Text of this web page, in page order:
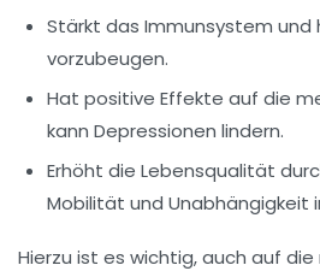
Stärkt das Immunsystem und
vorzubeugen.
Hat positive Effekte auf die
kann Depressionen lindern.
Erhöht die Lebensqualität
Mobilität und Unabhängigkeit
Hierzu ist es wichtig, auch auf die